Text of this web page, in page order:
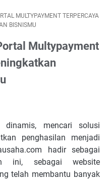
MULTYPAYMENT TERPERCAYA
BISNISMU
Multypayment
mencari solusi
penghasilan menjadi
hadir sebagai
ini, sebagai website
telah membantu banyak